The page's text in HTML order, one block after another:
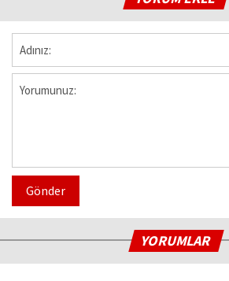
Gönder
YORUMLAR